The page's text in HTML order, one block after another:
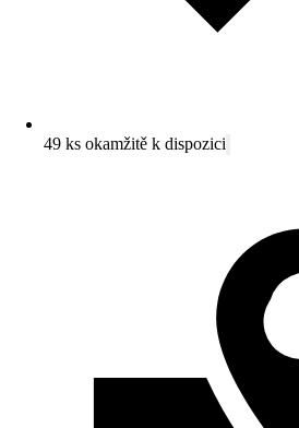
49 ks okamžitě k dispozici